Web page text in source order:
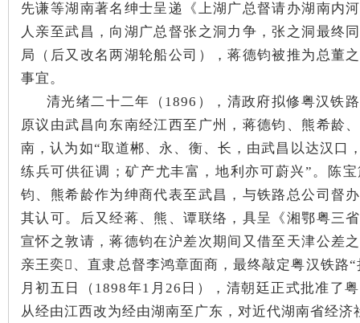
先谦等湖南著名绅士呈递《上湖广总督请办湖南内
人亲至武昌，向湖广总督张之洞力争，张之洞最终
局（后又改名两湖轮船公司），蒋德钧被推为总董
事宜。
清光绪二十二年（1896），清政府拟修粤汉铁
原议由武昌向东南经江西至广州，蒋德钧、熊希龄
南，认为如“取道郴、永、衡、长，由武昌以达汉口
练兵可供征调；矿产尤丰富，地利亦可蔚兴”。
陈
钧、熊希龄作为绅商代表至武昌，与铁路总公司督
其认可。后又经蒋、熊、谭联络，具呈《湘鄂粤三
宣怀之敦请，蒋德钧在沪差次期间又借至天津公差
亲王奕、直隶总督李鸿章面商，最终敲定粤汉铁路
月初五日（1898年1月26日），清朝廷正式批准了
从经由江西改为经由湖南至广东，对近代湖南省经